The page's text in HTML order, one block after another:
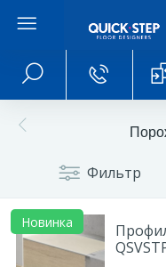
Фильтр
Новинка
Главное меню
Главная
Акции и скидки